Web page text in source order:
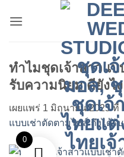
ทำไมชุดเจ้าสาวแ
รับความนิยม ดียังไ
เผยแพร่ 1 มิถุนายน 2025ที่
แบบเช่าตัดตามไซส์ ถึงได้รั
0